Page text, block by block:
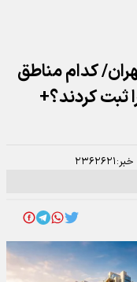
کدام مناطق
ثبت کردند؟+
۲۳۶۲۶۲۱